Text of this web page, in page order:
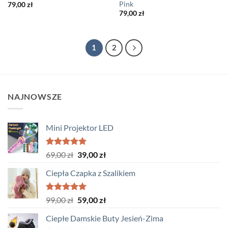
79,00zł
Pink
79,00zł
1 2
NAJNOWSZE
Mini Projektor LED
Oceniono
5.00
69,00zł Pierwotna
wynosiła:
69,00 zł.
39,00złAktualna
wynosi:
Ciepła Czapka z Szalikiem
Oceniono
5.00
99,00zł Pierwotna
wynosiła:
59,00złAktualna
wynosi:
Ciepłe Damskie Buty Jesień-Zima